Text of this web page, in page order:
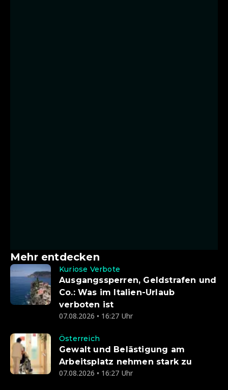
Mehr entdecken
Kuriose Verbote
Ausgangssperren, Geldstrafen und
Co.: Was im Italien-Urlaub
verboten ist
07.08.2026 • 16:27 Uhr
Österreich
Gewalt und Belästigung am
Arbeitsplatz nehmen stark zu
07.08.2026 • 16:27 Uhr